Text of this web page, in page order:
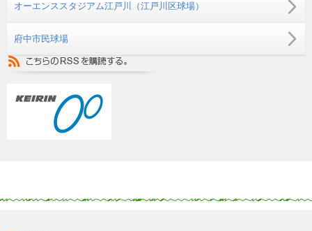
オーエンススタジアム江戸川（江戸川区球場）
府中市民球場